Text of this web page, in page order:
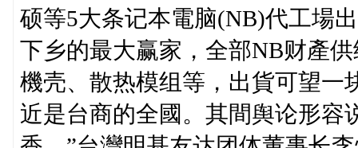
硕等5大条记本電脑(NB)代工場
下乡的最大赢家，全部NB财產
機壳、散热模组等，出貨可望一
近是台商的全國。其間舆论形容